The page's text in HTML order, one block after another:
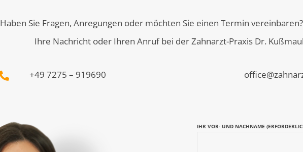
Haben Sie Fragen, Anregungen oder möchten Sie einen Termin
Ihre Nachricht oder Ihren Anruf bei der Zahnarzt-Praxis Dr.
+49 7275 – 919690
IHR VOR- UND NACHNAME